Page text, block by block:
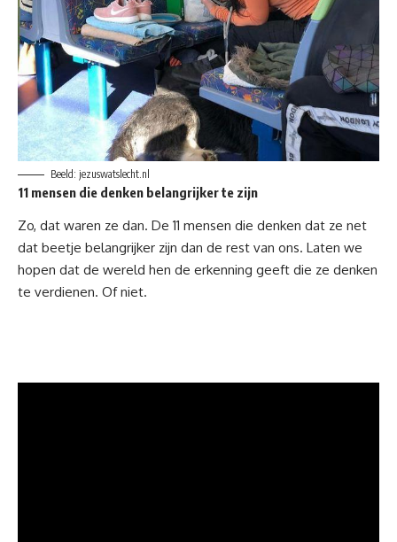
Beeld: jezuswatslecht.nl
11 mensen die denken belangrijker te zijn
Zo, dat waren ze dan. De 11 mensen die denken dat ze net
dat beetje belangrijker zijn dan de rest van ons. Laten we
hopen dat de wereld hen de erkenning geeft die ze denken
te verdienen. Of niet.